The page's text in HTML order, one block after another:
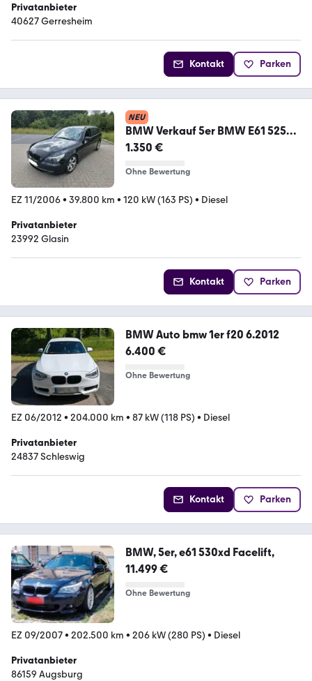
Privatanbieter
40627 Gerresheim
Kontakt Parken
NEU
BMW Verkauf 5er BMW E61 525d
mit Tüv
1.350 €
Ohne Bewertung
EZ 11/2006• 39.800 km • 120 kW (163 PS) • Diesel
Privatanbieter
23992 Glasin
Kontakt Parken
BMW Auto bmw 1er f20 6.2012
6.400 €
Ohne Bewertung
EZ 06/2012 • 204.000 km • 87 kW (118 PS) • Diesel
Privatanbieter
24837 Schleswig
Kontakt Parken
BMW, 5er, e61 530xd Facelift,
11.499 €
Ohne Bewertung
EZ 09/2007• 202.500 km • 206 kW (280 PS) • Diesel
Privatanbieter
86159 Augsburg